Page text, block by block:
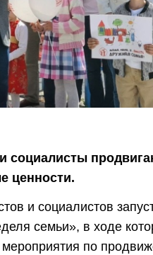
социалисты
ценности.
и социалистов
семьи», в ходе
мероприятия по